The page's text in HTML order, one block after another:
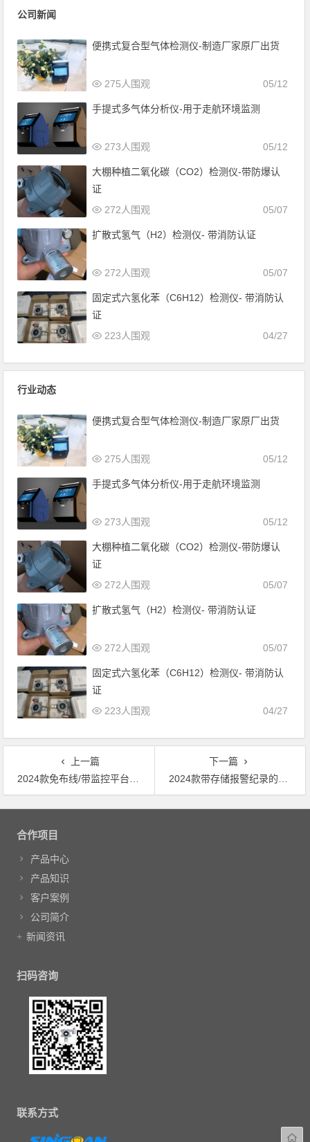
公司新闻
便携式复合型气体检测仪-制造厂家原厂出货
05/12
275人围观
手提式多气体分析仪-用于走航环境监测
05/12
273人围观
大棚种植二氧化碳（CO2）检测仪-带防爆认
证
05/07
272人围观
扩散式氢气（H2）检测仪- 带消防认证
05/07
272人围观
固定式六氢化苯（C6H12）检测仪- 带消防认
证
04/27
223人围观
行业动态
便携式复合型气体检测仪-制造厂家原厂出货
05/12
275人围观
手提式多气体分析仪-用于走航环境监测
05/12
273人围观
大棚种植二氧化碳（CO2）检测仪-带防爆认
证
05/07
272人围观
扩散式氢气（H2）检测仪- 带消防认证
05/07
272人围观
固定式六氢化苯（C6H12）检测仪- 带消防认
证
04/27
223人围观
上一篇
2024款免布线/带监控平台联网型固定式甲硫醇检测仪
下一篇
2024款带存储报警纪录的防爆级别多合一氯乙醇检测仪
文章导航
合作项目
产品中心
产品知识
客户案例
公司简介
新闻资讯
扫码咨询
联系方式